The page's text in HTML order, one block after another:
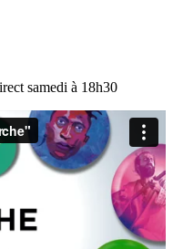
samedi à 18h30